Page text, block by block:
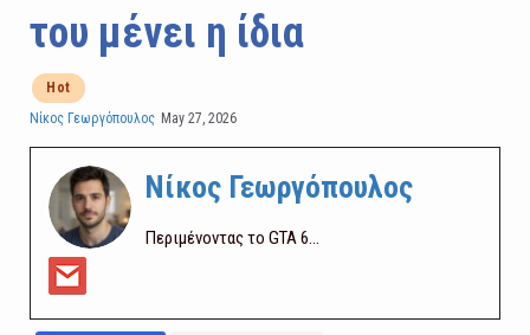
του μένει η ίδια
Hot
Νίκος Γεωργόπουλος May 27, 2026
Νίκος Γεωργόπουλος
Περιμένοντας το GTA 6...